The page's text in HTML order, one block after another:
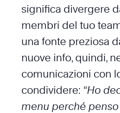
significa divergere
membri del tuo
una fonte preziosa
nuove info, quindi,
comunicazioni con
condividere: “Ho
menu perché